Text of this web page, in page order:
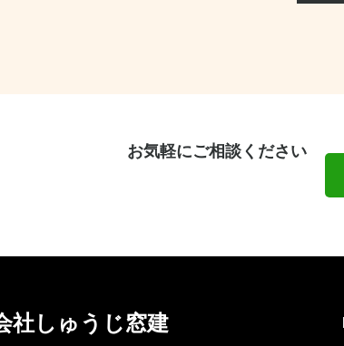
お気軽にご相談ください
社しゅうじ窓建